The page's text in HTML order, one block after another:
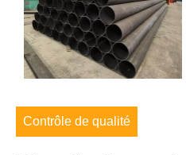
Contrôle de qualité